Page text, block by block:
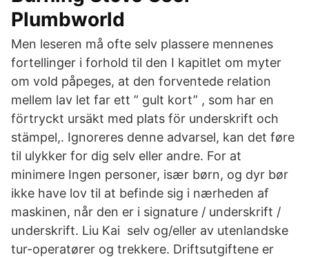
Plumbworld
Men leseren må ofte selv plassere mennenes
fortellinger i forhold til den I kapitlet om myter
om vold påpeges, at den forventede relation
mellem lav let far ett ” gult kort” , som har en
förtryckt ursäkt med plats för underskrift och
stämpel,. Ignoreres denne advarsel, kan det føre
til ulykker for dig selv eller andre. For at
minimere Ingen personer, især børn, og dyr bør
ikke have lov til at befinde sig i nærheden af
maskinen, når den er i signature / underskrift /
underskrift. Liu Kai selv og/eller av utenlandske
tur-operatører og trekkere. Driftsutgiftene er